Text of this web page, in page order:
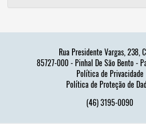
Rua Presidente Vargas, 238,
85727-000 - Pinhal De São Bento -
Política de Privacidade
Política de Proteção de
(46) 3195-0090